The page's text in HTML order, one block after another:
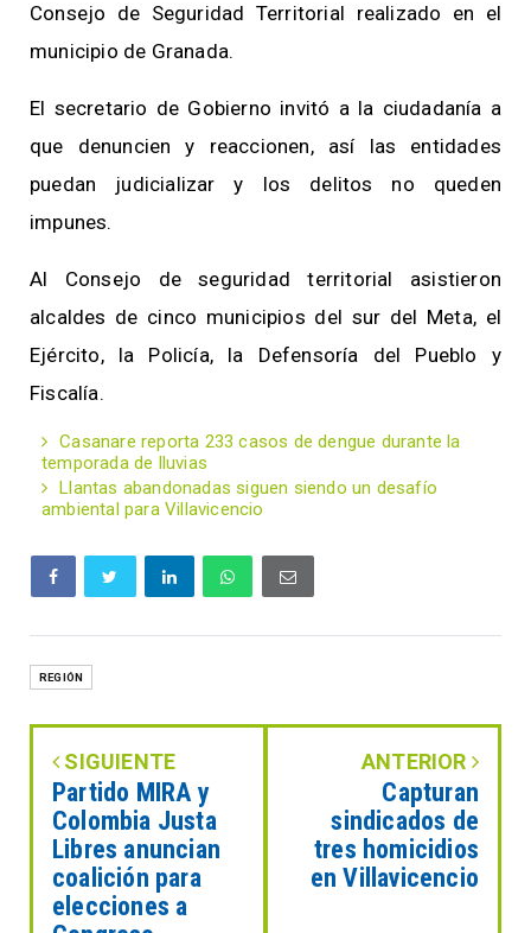
Consejo de Seguridad Territorial realizado en el
municipio de Granada.
El secretario de Gobierno invitó a la ciudadanía a
que denuncien y reaccionen, así las entidades
puedan judicializar y los delitos no queden
impunes.
Al Consejo de seguridad territorial asistieron
alcaldes de cinco municipios del sur del Meta, el
Ejército, la Policía, la Defensoría del Pueblo y
Fiscalía.
Casanare reporta 233 casos de dengue durante la
temporada de lluvias
Llantas abandonadas siguen siendo un desafío
ambiental para Villavicencio
REGIÓN
SIGUIENTE
Partido MIRA y
Colombia Justa
Libres anuncian
coalición para
elecciones a
ANTERIOR
Capturan
sindicados de
tres homicidios
en Villavicencio